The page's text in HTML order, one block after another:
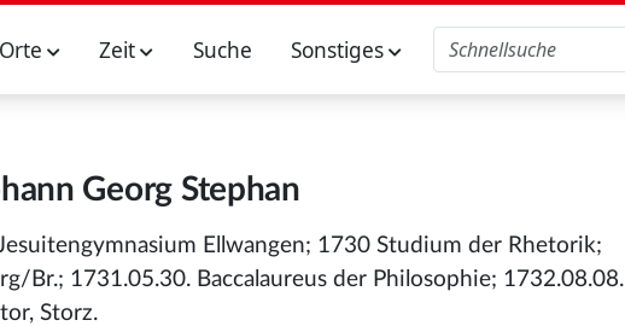
Orte Zeit Suche Sonstiges
Georg Stephan
Ellwangen; 1730 Studium der Rhetorik;
Br.; 1731.05.30. Baccalaureus der Philosophie; 1732.08.08.
Storz.